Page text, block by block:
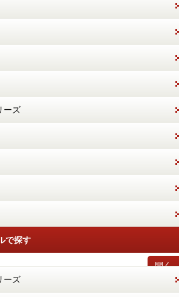
ーズ
で探す
開く
ーズ